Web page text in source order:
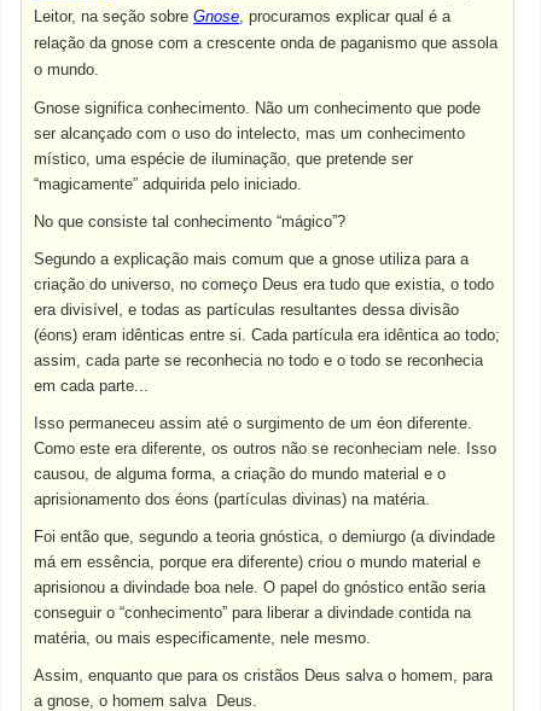
Leitor, na seção sobreGnose, procuramos explicar qual é a
relação da gnose com a crescente onda de paganismo que assola
o mundo.
Gnose significaconhecimento. Não um conhecimento que pode
ser alcançadocom ouso dointelecto,mas um conhecimento
místico, umaespécie deiluminação,que pretendeser
“magicamente” adquiridapelo iniciado.
No que consiste tal conhecimento “mágico”?
Segundo a explicação mais comum que a gnose utiliza para a
criação do universo, no começo Deus era tudo que existia, o todo
era divisível, e todas as partículas resultantes dessa divisão
(éons) eram idênticas entre si. Cada partícula era idêntica ao todo;
assim, cada parte se reconhecia no todo e o todo se reconhecia
em cada parte...
Isso permaneceu assim até o surgimento de um éon diferente.
Como este era diferente, os outros não se reconheciam nele. Isso
causou, de alguma forma, a criação do mundo material e o
aprisionamento dos éons (partículas divinas) na matéria.
Foi então que, segundo a teoria gnóstica, o demiurgo (a divindade
má em essência, porque era diferente) criou o mundo material e
aprisionou a divindade boa nele. O papel do gnóstico então seria
conseguir o “conhecimento” para liberar a divindade contida na
matéria, ou mais especificamente, nele mesmo.
Assim, enquanto que para os cristãos Deus salva o homem, para
a gnose, o homem salva Deus.